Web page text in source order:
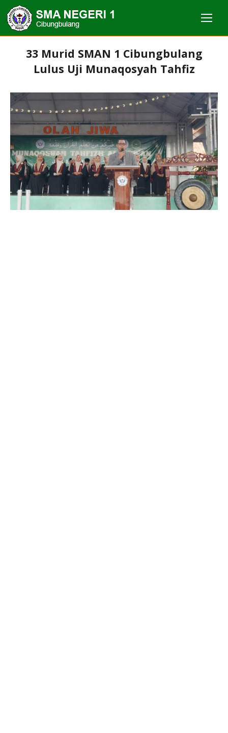
33 Murid SMAN 1 Cibungbulang
Lulus Uji Munaqosyah Tahfiz